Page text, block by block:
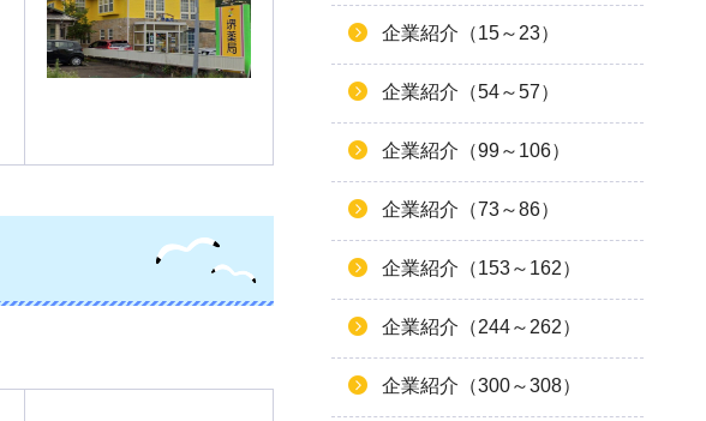
企業紹介（15～23）
企業紹介（54～57）
企業紹介（99～106）
企業紹介（73～86）
企業紹介（153～162）
企業紹介（244～262）
企業紹介（300～308）